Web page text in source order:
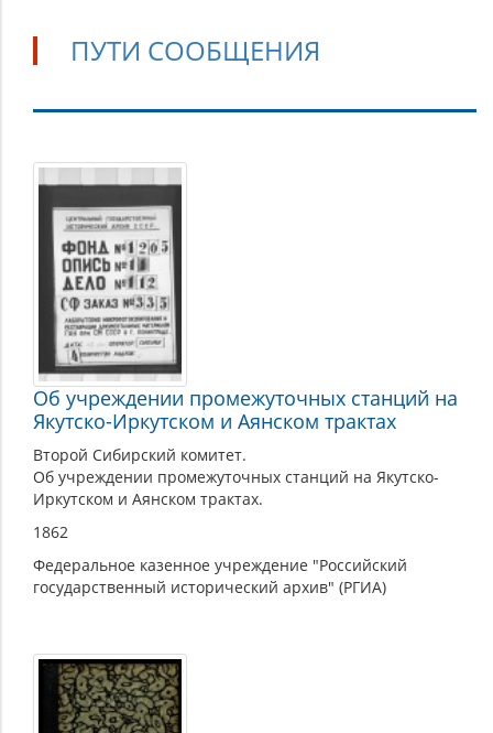
ПУТИ СООБЩЕНИЯ
Пути
сообщения
Об учреждении промежуточных станций на
Якутско-Иркутском и Аянском трактах
Второй Сибирский комитет.
Об учреждении промежуточных станций на Якутско-
Иркутском и Аянском трактах.
1862
Федеральное казенное учреждение "Российский
государственный исторический архив" (РГИА)